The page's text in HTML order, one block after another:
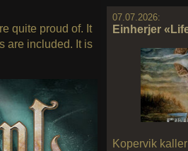
07.07.2026:
Einherjer
Kopervik
quite proud of. It
are included. It is